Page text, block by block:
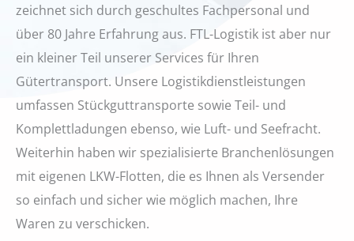
zeichnet sich durch geschultes Fachpersonal und
über 80 Jahre Erfahrung aus. FTL-Logistik ist aber nur
ein kleiner Teil unserer Services für Ihren
Gütertransport. Unsere Logistikdienstleistungen
umfassen Stückguttransporte sowie Teil- und
Komplettladungen ebenso, wie Luft- und Seefracht.
Weiterhin haben wir spezialisierte Branchenlösungen
mit eigenen LKW-Flotten, die es Ihnen als Versender
so einfach und sicher wie möglich machen, Ihre
Waren zu verschicken.